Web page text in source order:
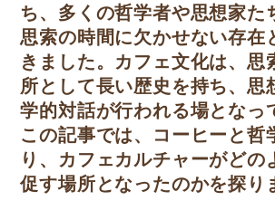
ち、多くの哲学者や思想家た
思索の時間に欠かせない存在
きました。カフェ文化は、思
所として長い歴史を持ち、思
学的対話が行われる場となっ
この記事では、コーヒーと哲
り、カフェカルチャーがどの
促す場所となったのかを探り